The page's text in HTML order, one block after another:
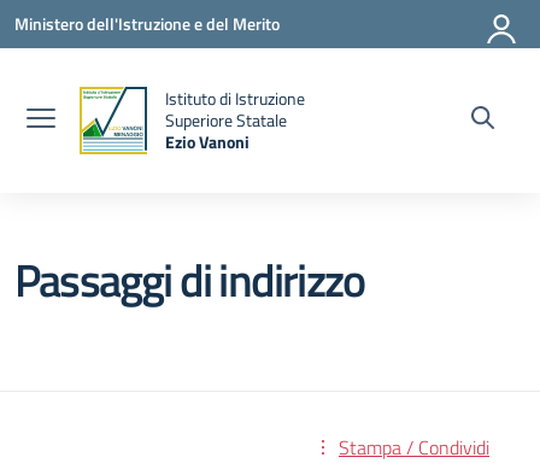
Vai ai contenuti
Vai al menu di navigazione
Vai al footer
Ministero dell'Istruzione e del Merito
Istituto di Istruzione
Superiore Statale
Ezio Vanoni
Passaggi di indirizzo
Stampa / Condividi